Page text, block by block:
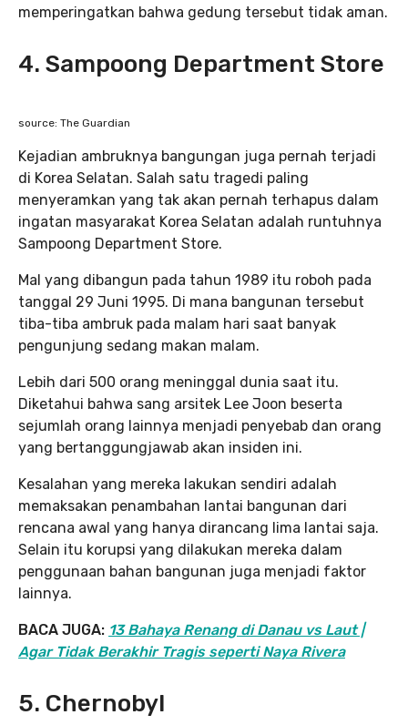
memperingatkan bahwa gedung tersebut tidak aman.
4. Sampoong Department Store
source: The Guardian
Kejadian ambruknya bangungan juga pernah terjadi
di Korea Selatan. Salah satu tragedi paling
menyeramkan yang tak akan pernah terhapus dalam
ingatan masyarakat Korea Selatan adalah runtuhnya
Sampoong Department Store.
Mal yang dibangun pada tahun 1989 itu roboh pada
tanggal 29 Juni 1995. Di mana bangunan tersebut
tiba-tiba ambruk pada malam hari saat banyak
pengunjung sedang makan malam.
Lebih dari 500 orang meninggal dunia saat itu.
Diketahui bahwa sang arsitek Lee Joon beserta
sejumlah orang lainnya menjadi penyebab dan orang
yang bertanggungjawab akan insiden ini.
Kesalahan yang mereka lakukan sendiri adalah
memaksakan penambahan lantai bangunan dari
rencana awal yang hanya dirancang lima lantai saja.
Selain itu korupsi yang dilakukan mereka dalam
penggunaan bahan bangunan juga menjadi faktor
lainnya.
BACA JUGA: 13 Bahaya Renang di Danau vs Laut |
Agar Tidak Berakhir Tragis seperti Naya Rivera
5. Chernobyl